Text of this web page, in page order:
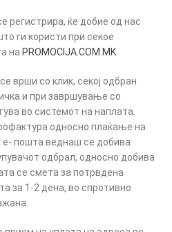
регистрира, ќе добие од нас
ги користи при секое
на PROMOCIJA.COM.MK
врши со клик, секој одбран
и при завршување со
во системот на наплата.
односно плаќање на
е- пошта веднаш се добива
одбрал, односно добива
се смета за потрвдена
за 1-2 дена, во спротивно